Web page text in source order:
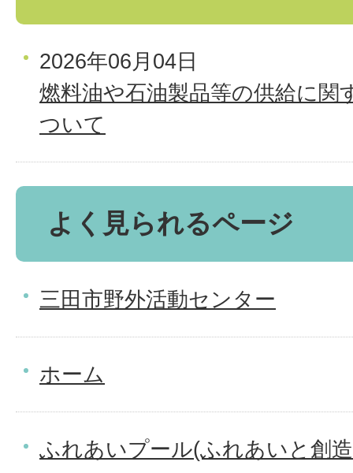
2026年06月04日
燃料油や石油製品等の供給に関
ついて
よく見られるページ
三田市野外活動センター
ホーム
ふれあいプール(ふれあいと創